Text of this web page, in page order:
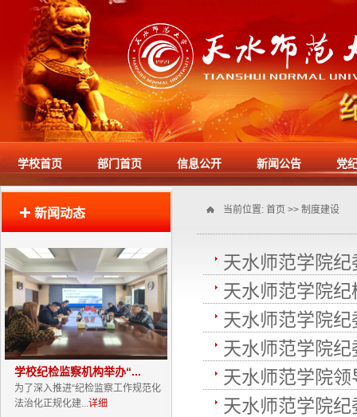
学校首页 部门首页 信息公开 新闻公告 党
新闻动态
学校纪检监察机构举办“...
为了深入推进“纪检监察工作规范化
法治化正规化建...详细
当前位置: 首页 >> 制度建设
天水师范学院
天水师范学院
天水师范学院
天水师范学院
天水师范学院
天水师范学院